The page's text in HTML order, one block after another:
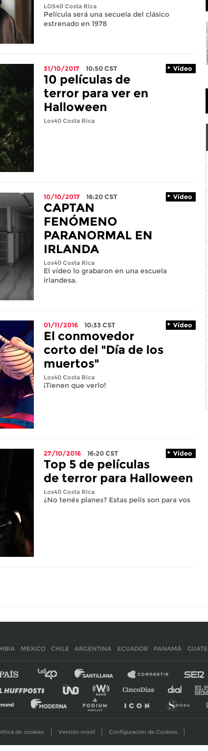
LOS40 Costa Rica
Película será una secuela del clásico
estrenado en 1978
31/10/2017 10:50CST Vídeo
10 películas de
terror para ver en
Halloween
Los40 Costa Rica
10/10/2017 16:20CST Vídeo
CAPTAN
FENÓMENO
PARANORMAL EN
IRLANDA
Los40 Costa Rica
El vídeo lo grabaron en una escuela
irlandesa.
01/11/2016 10:33 CST Vídeo
El conmovedor
corto del "Día de los
muertos"
Los40 Costa Rica
¡Tienen que verlo!
27/10/2016 16:20CST Vídeo
Top 5 de películas
de terror para Halloween
Los40 Costa Rica
¿No tenés planes? Estas pelis son para vos
MEXICO CHILE ARGENTINA ECUADOR PANAMÁ
de cookies Versión móvil Configuración de Cookies